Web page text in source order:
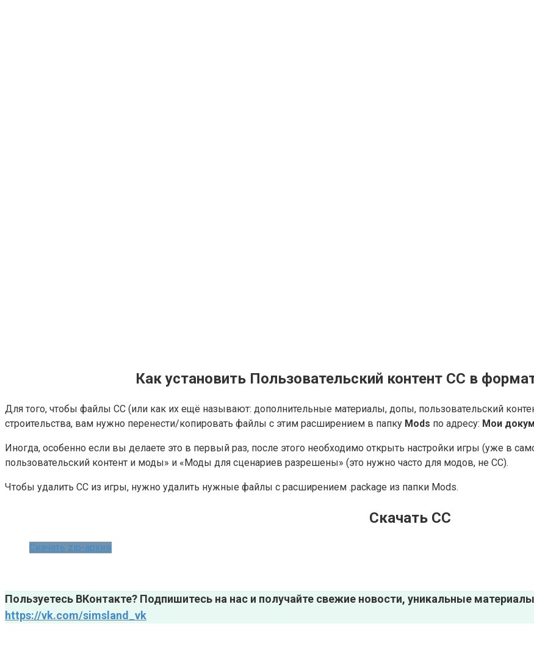
Как установить Пользовательский контент СС в
Для того, чтобы файлы СС (или как их ещё называют: дополнительные материалы, допы, пользовательский
строительства, вам нужно перенести/копировать файлы с этим расширением в папку Mods по адресу: Мои
Иногда, особенно если вы делаете это в первый раз, после этого необходимо открыть настройки игры (уже в
пользовательский контент и моды» и «Моды для сценариев разрешены» (это нужно часто для модов, не СС).
Чтобы удалить СС из игры, нужно удалить нужные файлы с расширением .package из папки Mods.
Скачать CC
Скачать zip-архив
Пользуетесь ВКонтакте? Подпишитесь на нас и получайте свежие новости, уникальные
https://vk.com/simsland_vk